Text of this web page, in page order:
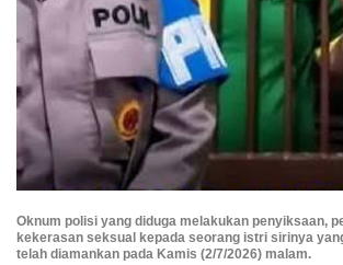
Oknum polisi yang diduga melakukan penyiksaan,
kekerasan seksual kepada seorang istri sirinya
telah diamankan pada Kamis (2/7/2026) malam.